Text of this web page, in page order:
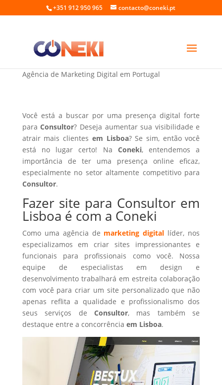
+351 912 950 965 contacto@coneki.pt
Fazer site para Consultor em Lisboa
Agência de Marketing Digital em Portugal
Você está a buscar por uma presença digital forte
paraConsultor? Deseja aumentar sua visibilidade e
atrair mais clientes em Lisboa? Se sim, então você
está no lugar certo! Na Coneki, entendemos a
importância de ter uma presença online eficaz,
especialmente no setor altamente competitivo para
Consultor.
Fazer site para Consultor em
Lisboa é com a Coneki
Como uma agência de marketing digital líder, nos
especializamos em criar sites impressionantes e
funcionais para profissionais como você. Nossa
equipe de especialistas em design e
desenvolvimento trabalhará em estreita colaboração
com você para criar um site personalizado que não
apenas reflita a qualidade e profissionalismo dos
seus serviços de Consultor, mas também se
destaque entre a concorrência em Lisboa.